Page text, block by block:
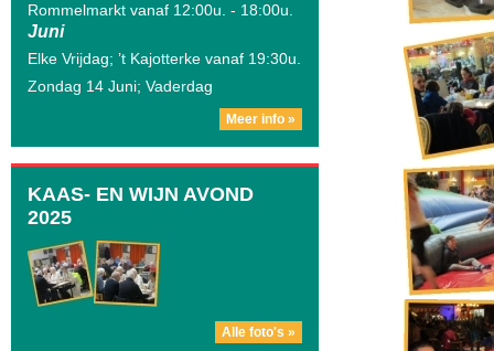
Rommelmarkt vanaf 12:00u. - 18:00u.
Juni
Elke Vrijdag; ’t Kajotterke vanaf 19:30u.
Zondag 14 Juni; Vaderdag
Meer info »
KAAS- EN WIJN AVOND
2025
Alle foto's »